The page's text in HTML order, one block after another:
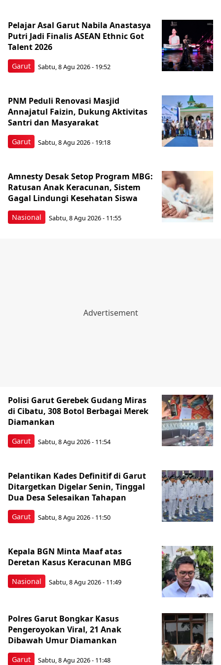
Garut
Pelajar Asal Garut Nabila Anastasya
Putri Jadi Finalis ASEAN Ethnic Got
Talent 2026
Sabtu, 8 Agu 2026 - 19:52
Garut
PNM Peduli Renovasi Masjid
Annajatul Faizin, Dukung Aktivitas
Santri dan Masyarakat
Sabtu, 8 Agu 2026 - 19:18
Nasional
Amnesty Desak Setop Program MBG:
Ratusan Anak Keracunan, Sistem
Gagal Lindungi Kesehatan Siswa
Sabtu, 8 Agu 2026 - 11:55
Garut
Polisi Garut Gerebek Gudang Miras
di Cibatu, 308 Botol Berbagai Merek
Diamankan
Sabtu, 8 Agu 2026 - 11:54
Garut
Pelantikan Kades Definitif di Garut
Ditargetkan Digelar Senin, Tinggal
Dua Desa Selesaikan Tahapan
Sabtu, 8 Agu 2026 - 11:50
Nasional
Kepala BGN Minta Maaf atas
Deretan Kasus Keracunan MBG
Sabtu, 8 Agu 2026 - 11:49
Garut
Polres Garut Bongkar Kasus
Pengeroyokan Viral, 21 Anak
Dibawah Umur Diamankan
Sabtu, 8 Agu 2026 - 11:48